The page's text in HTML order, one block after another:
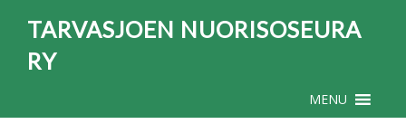
TARVASJOEN NUORISOSEURA
RY
MENU